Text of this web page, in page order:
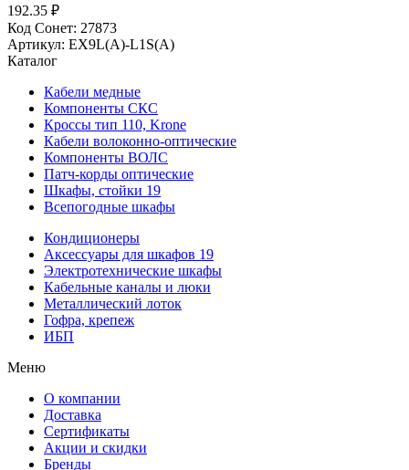
192.35 ₽
Код Сонет: 27873
Артикул: EX9L(A)-L1S(A)
Каталог
Кабели медные
Компоненты СКС
Кроссы тип 110, Krone
Кабели волоконно-оптические
Компоненты ВОЛС
Патч-корды оптические
Шкафы, стойки 19
Всепогодные шкафы
Кондиционеры
Аксессуары для шкафов 19
Электротехнические шкафы
Кабельные каналы и люки
Металлический лоток
Гофра, крепеж
ИБП
Меню
О компании
Доставка
Сертификаты
Акции и скидки
Бренды